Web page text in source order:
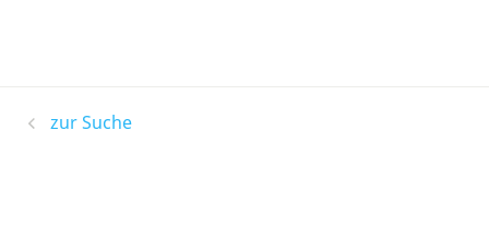
zur Suche